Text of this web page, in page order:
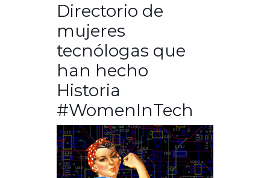
Directorio de
mujeres
tecnólogas que
han hecho
Historia
#WomenInTech